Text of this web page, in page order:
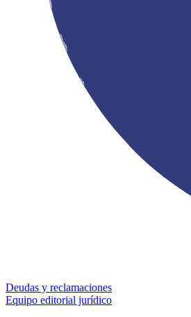
Deudas y reclamaciones
Equipo editorial jurídico